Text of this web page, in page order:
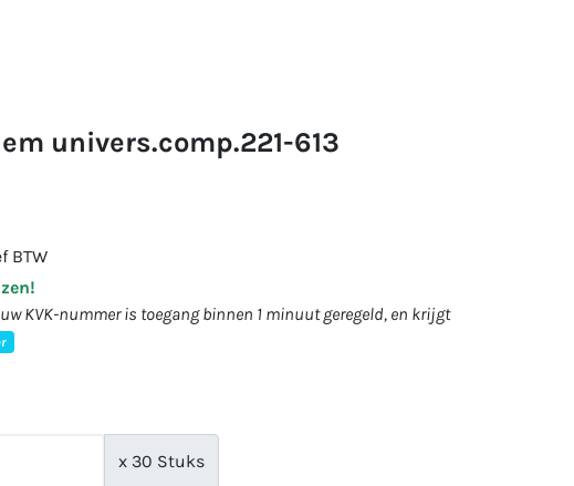
univers.comp.221-613
BTW
KVK-nummer is toegang binnen 1 minuut geregeld, en krijgt
x 30 Stuks